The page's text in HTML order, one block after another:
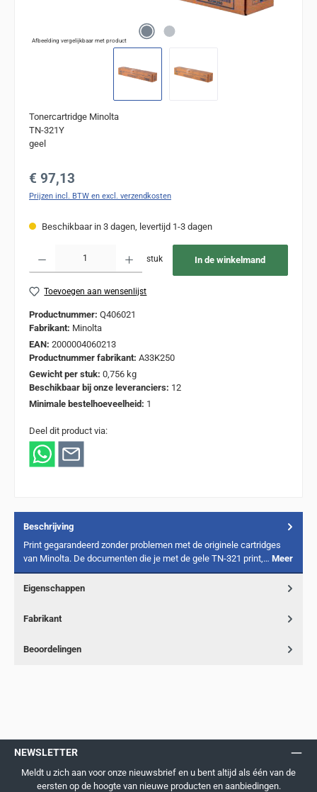
Afbeelding vergelijkbaar met product
Tonercartridge Minolta
TN-321Y
geel
Normale prijs:
€ 97,13
Prijzen incl. BTW en excl. verzendkosten
Beschikbaar in 3 dagen, levertijd 1-3 dagen
stuk In de winkelmand
Toevoegen aan wensenlijst
Productnummer: Q406021
Fabrikant: Minolta
EAN: 2000004060213
Productnummer fabrikant: A33K250
Gewicht per stuk: 0,756 kg
Beschikbaar bij onze leveranciers: 12
Minimale bestelhoeveelheid: 1
Deel dit product via:
Beschrijving
Print gegarandeerd zonder problemen met de originele cartridges
van Minolta. De documenten die je met de gele TN-321 print,… Meer
Eigenschappen
Fabrikant
Beoordelingen
NEWSLETTER
Meldt u zich aan voor onze nieuwsbrief en u bent altijd als één van de
eersten op de hoogte van nieuwe producten en aanbiedingen.